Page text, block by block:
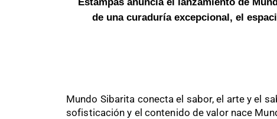
de una curaduría excepcional, el
Mundo Sibarita conecta el sabor, el arte y el
sofisticación y el contenido de valor nace